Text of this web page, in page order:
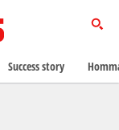
Success story